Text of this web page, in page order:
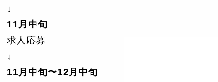
↓
11月中旬
求人応募
↓
11月中旬〜12月中旬